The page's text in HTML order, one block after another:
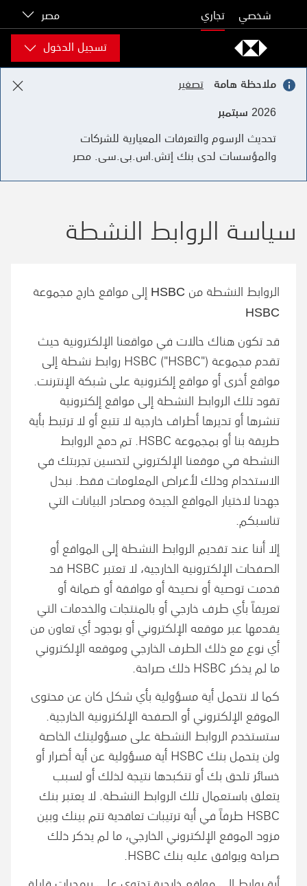
شخصي تجاري
مصر
تسجيل الدخول
ملاحظة هامة تصغير
2026 سبتمبر
تحديث الرسوم والتعرفات المعيارية للشركات
والمؤسسات لدى بنك إتش.اس.بى.سى. مصر
سياسة الروابط النشطة
الروابط النشطة من HSBC إلى مواقع خارج مجموعة
HSBC
قد تكون هناك حالات في مواقعنا الإلكترونية حيث
تقدم مجموعة HSBC ("HSBC") روابط نشطة إلى
مواقع أخرى أو مواقع إلكترونية على شبكة الإنترنت.
تقود تلك الروابط النشطة إلى مواقع إلكترونية
تنشرها أو تديرها أطراف خارجية لا تتبع أو لا ترتبط بأية
طريقة بنا أو بمجموعة HSBC. تم دمج الروابط
النشطة في موقعنا الإلكتروني لتحسين تجربتك في
الاستخدام وذلك لأغراض المعلومات فقط. نبذل
جهدنا لاختيار المواقع الجيدة ومصادر البيانات التي
تناسبكم.
إلا أننا عند تقديم الروابط النشطة إلى المواقع أو
الصفحات الإلكترونية الخارجية، لا تعتبر HSBC قد
قدمت توصية أو نصيحة أو موافقة أو ضمانة أو
تعريفاً بأي طرف خارجي أو بالمنتجات والخدمات التي
يقدمها عبر موقعه الإلكتروني أو بوجود أي تعاون من
أي نوع مع ذلك الطرف الخارجي وموقعه الإلكتروني
ما لم يذكر HSBC ذلك صراحة.
كما لا نتحمل أية مسؤولية بأي شكل كان عن محتوى
الموقع الإلكتروني أو الصفحة الإلكترونية الخارجية.
ستستخدم الروابط النشطة على مسؤوليتك الخاصة
ولن يتحمل بنك HSBC أية مسؤولية عن أية أضرار أو
خسائر تلحق بك أو تتكبدها نتيجة لذلك أو لسبب
يتعلق باستعمال تلك الروابط النشطة. لا يعتبر بنك
HSBC طرفاً في أية ترتيبات تعاقدية تتم بينك وبين
مزود الموقع الإلكتروني الخارجي، ما لم يذكر ذلك
صراحة ويوافق عليه بنك HSBC.